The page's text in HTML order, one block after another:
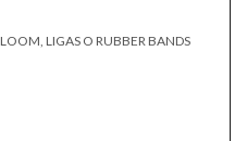
LIGAS O RUBBER BANDS